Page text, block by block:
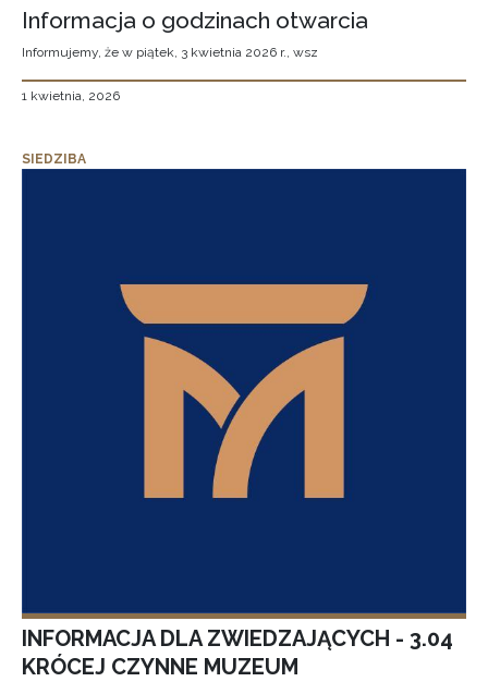
Informacja o godzinach otwarcia
Informujemy, że w piątek, 3 kwietnia 2026 r., wsz
1 kwietnia, 2026
SIEDZIBA
INFORMACJA DLA ZWIEDZAJĄCYCH - 3.04
KRÓCEJ CZYNNE MUZEUM